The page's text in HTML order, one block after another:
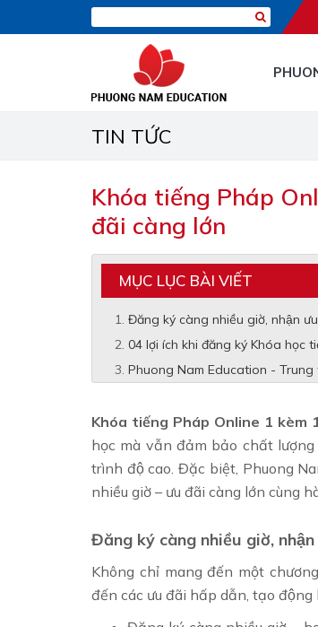
TIN TỨC
Khóa tiếng Pháp
đãi càng lớn
MỤC LỤC BÀI VIẾT
Đăng ký càng nhiều giờ, nhận
04 lợi ích khi đăng ký Khóa học
Phuong Nam Education -
Khóa tiếng Pháp Online 1 kèm
học mà vẫn đảm bảo chất
trình độ cao. Đặc biệt, Phuong
nhiều giờ – ưu đãi càng lớn cùng
Đăng ký càng nhiều giờ,
Không chỉ mang đến một
đến các ưu đãi hấp dẫn, tạo